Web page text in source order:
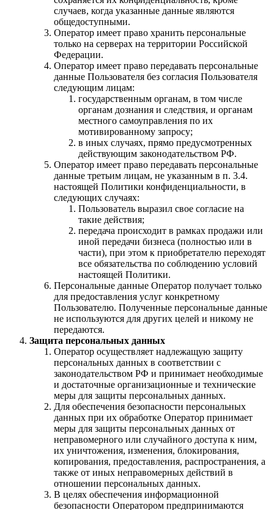
случаев, когда указанные данные являются
общедоступными.
Оператор имеет право хранить персональные
только на серверах на территории Российской
Федерации.
Оператор имеет право передавать персональные
данные Пользователя без согласия Пользователя
следующим лицам:
государственным органам, в том числе
органам дознания и следствия, и органам
местного самоуправления по их
мотивированному запросу;
в иных случаях, прямо предусмотренных
действующим законодательством РФ.
Оператор имеет право передавать персональные
данные третьим лицам, не указанным в п. 3.4.
настоящей Политики конфиденциальности, в
следующих случаях:
Пользователь выразил свое согласие на
такие действия;
передача происходит в рамках продажи или
иной передачи бизнеса (полностью или в
части), при этом к приобретателю переходят
все обязательства по соблюдению условий
настоящей Политики.
Персональные данные Оператор получает только
для предоставления услуг конкретному
Пользователю. Полученные персональные данные
не используются для других целей и никому не
передаются.
Защита персональных данных
Оператор осуществляет надлежащую защиту
персональных данных в соответствии с
законодательством РФ и принимает необходимые
и достаточные организационные и технические
меры для защиты персональных данных.
Для обеспечения безопасности персональных
данных при их обработке Оператор принимает
меры для защиты персональных данных от
неправомерного или случайного доступа к ним,
их уничтожения, изменения, блокирования,
копирования, предоставления, распространения, а
также от иных неправомерных действий в
отношении персональных данных.
В целях обеспечения информационной
безопасности Оператором предпринимаются